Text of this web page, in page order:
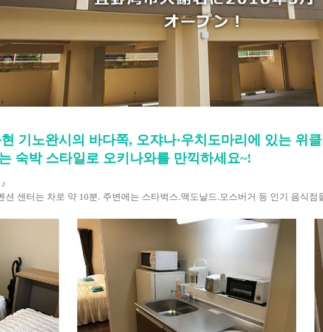
기노완시의 바다쪽, 오쟈나·우치도마리에 있는 위
숙박 스타일로 오키나와를 만끽하세요~!
션 센터는 차로 약 10분. 주변에는 스타벅스.맥도날드.모스버거 등 인기 음식점